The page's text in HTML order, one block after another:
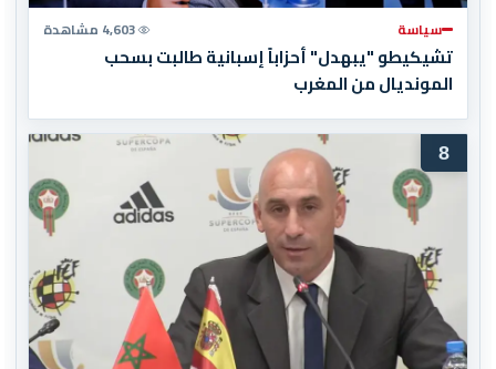
سياسة 4,603 مشاهدة
تشيكيطو "يبهدل" أحزاباً إسبانية طالبت بسحب
المونديال من المغرب
8